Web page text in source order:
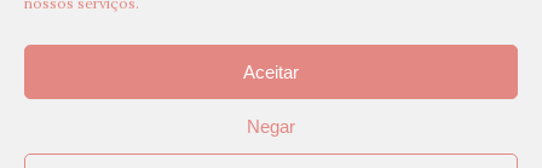
Aceitar
Negar